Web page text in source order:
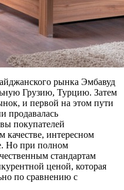
рынка Эмбавуд
Грузию, Турцию. Затем
и первой на этом пути
продавалась
покупателей
качестве, интересном
Но при полном
стандартам
ценой, которая
по сравнению с